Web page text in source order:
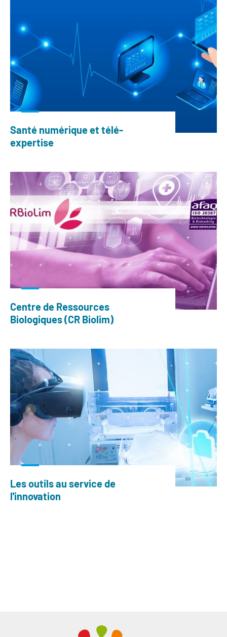
Santé numérique et télé-
expertise
Centre de Ressources
Biologiques (CR Biolim)
Les outils au service de
l'innovation